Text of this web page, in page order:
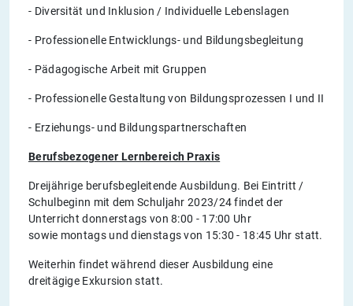
- Diversität und Inklusion / Individuelle Lebenslagen
- Professionelle Entwicklungs- und Bildungsbegleitung
- Pädagogische Arbeit mit Gruppen
- Professionelle Gestaltung von Bildungsprozessen I und II
- Erziehungs- und Bildungspartnerschaften
Berufsbezogener Lernbereich Praxis
Dreijährige berufsbegleitende Ausbildung. Bei Eintritt /
Schulbeginn mit dem Schuljahr 2023/24 findet der
Unterricht donnerstags von 8:00 - 17:00 Uhr
sowie montags und dienstags von 15:30 - 18:45 Uhr statt.
Weiterhin findet während dieser Ausbildung eine
dreitägige Exkursion statt.